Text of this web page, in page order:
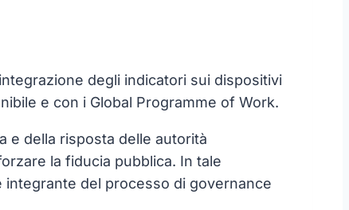
degli indicatori sui dispositivi
e con i Global Programme of Work.
e della risposta delle autorità
la fiducia pubblica. In tale
del processo di governance